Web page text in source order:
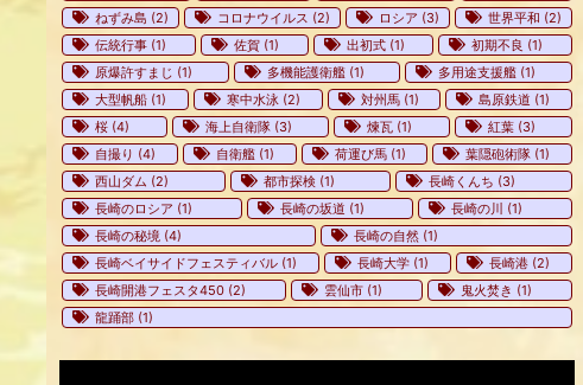
ねずみ島 (2) コロナウイルス (2) ロシア (3) 世界平和 (2)
伝統行事 (1) 佐賀(1) 出初式(1) 初期不良 (1)
原爆許すまじ (1) 多機能護衛艦(1) 多用途支援艦 (1)
大型帆船 (1) 寒中水泳 (2) 対州馬(1) 島原鉄道 (1)
桜 (4) 海上自衛隊(3) 煉瓦 (1) 紅葉(3)
自撮り (4) 自衛艦(1) 荷運び馬(1) 葉隠砲術隊 (1)
西山ダム (2) 都市探検(1) 長崎くんち (3)
長崎のロシア (1) 長崎の坂道 (1) 長崎の川 (1)
長崎の秘境 (4) 長崎の自然 (1)
長崎ベイサイドフェスティバル (1) 長崎大学 (1) 長崎港 (2)
長崎開港フェスタ450 (2) 雲仙市 (1) 鬼火焚き (1)
龍踊部 (1)